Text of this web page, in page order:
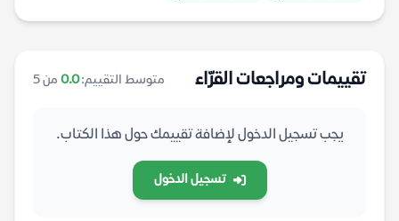
تقييمات ومراجعات القرّاء متوسط التقييم:0.0 من 5
يجب تسجيل الدخول لإضافة تقييمك حول هذا الكتاب.
تسجيل الدخول